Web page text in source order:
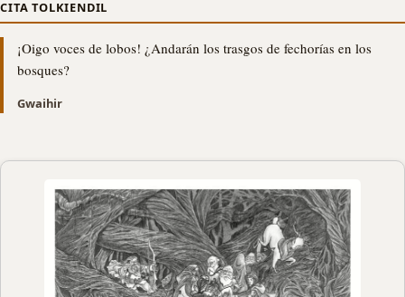
CITA TOLKIENDIL
¡Oigo voces de lobos! ¿Andarán los trasgos de fechorías en los
bosques?
Gwaihir